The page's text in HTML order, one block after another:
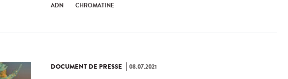
ADN CHROMATINE
DOCUMENT DE PRESSE 08.07.2021